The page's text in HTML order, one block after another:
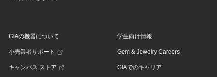
GIAの機器について
小売業者サポート
キャンパス ストア
学生向け情報
Gem & Jewelry Careers
GIAでのキャリア